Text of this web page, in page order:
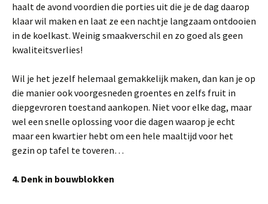
haalt de avond voordien die porties uit die je de dag daarop
klaar wil maken en laat ze een nachtje langzaam ontdooien
in de koelkast. Weinig smaakverschil en zo goed als geen
kwaliteitsverlies!
Wil je het jezelf helemaal gemakkelijk maken, dan kan je op
die manier ook voorgesneden groentes en zelfs fruit in
diepgevroren toestand aankopen. Niet voor elke dag, maar
wel een snelle oplossing voor die dagen waarop je echt
maar een kwartier hebt om een hele maaltijd voor het
gezin op tafel te toveren…
4. Denk in bouwblokken